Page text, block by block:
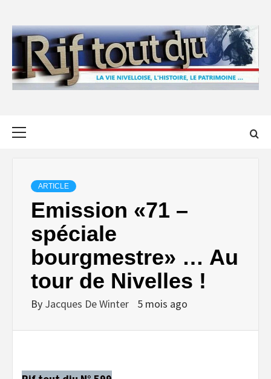
content
ARTICLE
Emission «71 –
spéciale
bourgmestre» … Au
tour de Nivelles !
By Jacques De Winter 5 mois ago